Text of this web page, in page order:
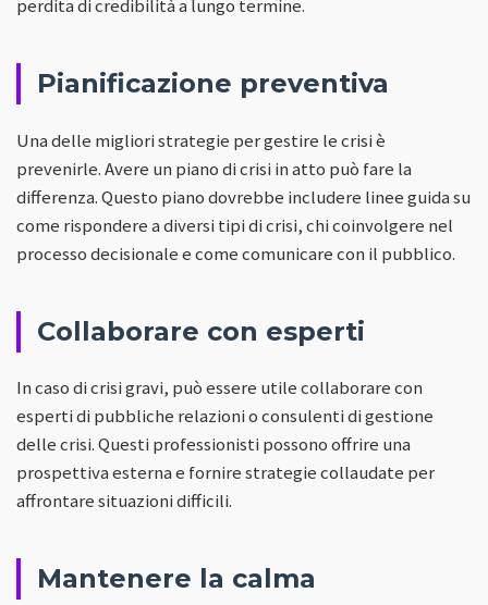
perdita di credibilità a lungo termine.
Pianificazione preventiva
Una delle migliori strategie per gestire le crisi è
prevenirle. Avere un piano di crisi in atto può fare la
differenza. Questo piano dovrebbe includere linee guida su
come rispondere a diversi tipi di crisi, chi coinvolgere nel
processo decisionale e come comunicare con il pubblico.
Collaborare con esperti
In caso di crisi gravi, può essere utile collaborare con
esperti di pubbliche relazioni o consulenti di gestione
delle crisi. Questi professionisti possono offrire una
prospettiva esterna e fornire strategie collaudate per
affrontare situazioni difficili.
Mantenere la calma